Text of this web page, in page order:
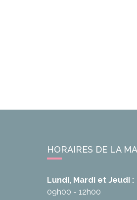
HORAIRES DE LA
Lundi, Mardi et Jeudi :
09h00 - 12h00